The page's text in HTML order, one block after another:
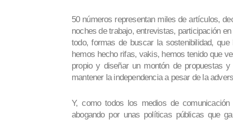
50 números representan miles de artículos,
noches de trabajo, entrevistas, participación
todo, formas de buscar la sostenibilidad,
hemos hecho rifas, vakis, hemos tenido que
propio y diseñar un montón de propuestas
mantener la independencia a pesar de la
Y, como todos los medios de
abogando por unas políticas públicas que